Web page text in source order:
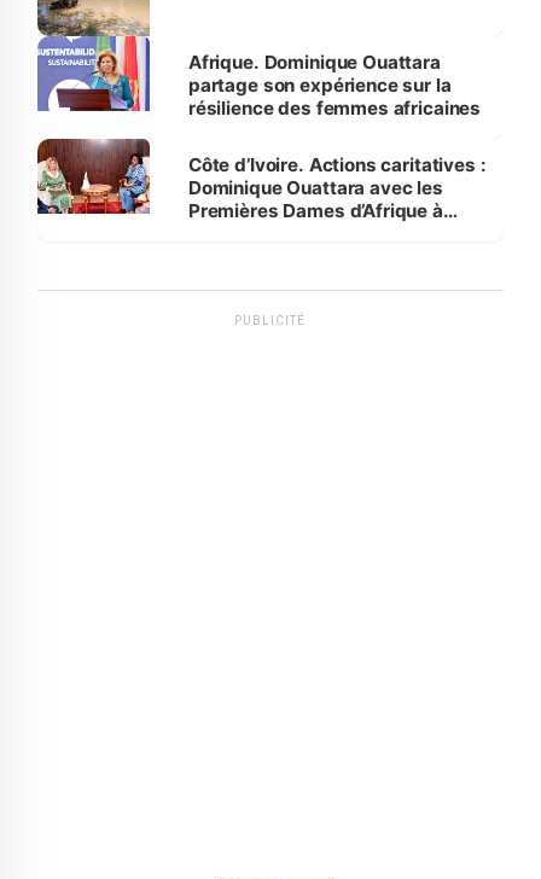
Afrique. Dominique Ouattara
partage son expérience sur la
résilience des femmes africaines
Côte d’Ivoire. Actions caritatives :
Dominique Ouattara avec les
Premières Dames d’Afrique à
PUBLICITÉ